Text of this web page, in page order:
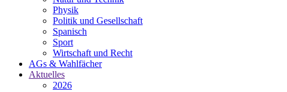
Physik
Politik und Gesellschaft
Spanisch
Sport
Wirtschaft und Recht
AGs & Wahlfächer
Aktuelles
2026